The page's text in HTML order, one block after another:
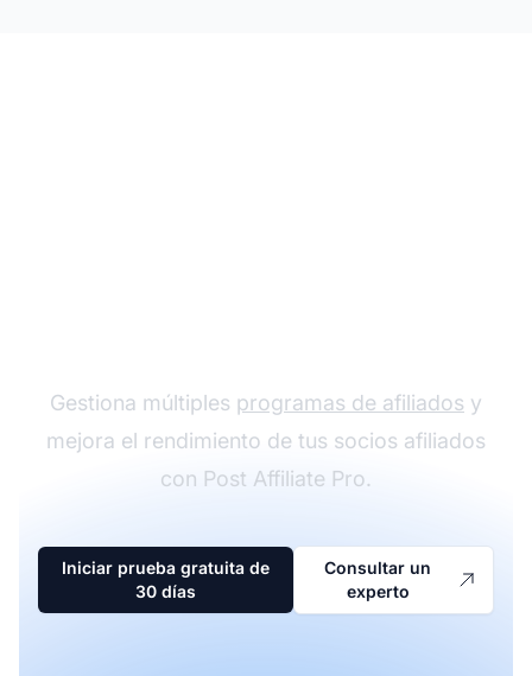
Gestiona múltiples programas de afiliados y
mejora el rendimiento de tus socios afiliados
con Post Affiliate Pro.
Iniciar prueba gratuita de
30 días
Consultar un
experto